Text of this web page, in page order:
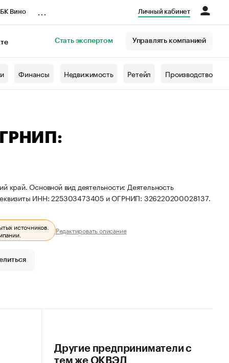
Вино Личный кабинет
Стать экспертом Управлять компанией
Финансы Недвижимость Ретейл Производство
край. Основной вид деятельности: Деятельность
ИНН: 225303473405 и ОГРНИП: 326220200028137.
источников.
Редактировать описание
Другие предприниматели с
тем же ОКВЭД